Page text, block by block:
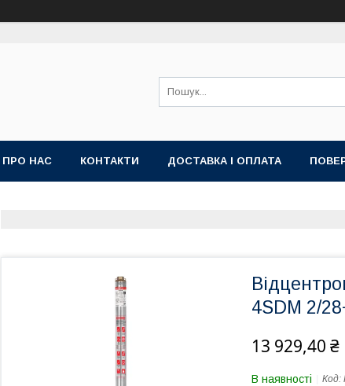
ПРО НАС КОНТАКТИ ДОСТАВКА І ОПЛАТА
4SDM 2/
13 929,40 ₴
В наявності Код: